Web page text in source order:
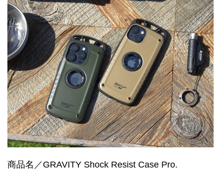
商品名／GRAVITY Shock Resist Case Pro.